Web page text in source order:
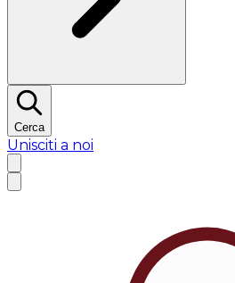
Cerca
Unisciti a noi